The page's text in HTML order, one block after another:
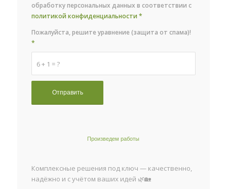
обработку персональных данных в соответствии с
политикой конфиденциальности *
6 + 1 = ?
Пожалуйста, решите уравнение (защита от спама)!
*
Произведем работы
Комплексные решения под ключ — качественно,
надёжно и с учётом ваших идей 🌿🏡